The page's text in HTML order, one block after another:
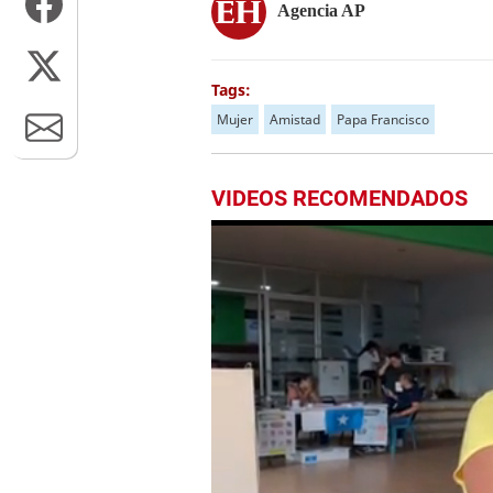
Agencia AP
Tags:
Mujer Amistad Papa Francisco
VIDEOS RECOMENDADOS